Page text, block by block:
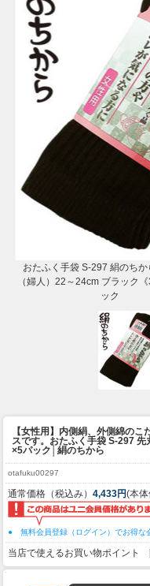
おたふく手袋 S-297 絹のちか
（婦人）22～24cm ブラック
ック
【女性用】内側絹、外側綿の
スです。 おたふく手袋 S-297 先
×5パック│絹のちから
otafuku00297
通常価格（税込み） 4,433円(本
● 無料会員登録（ログイン）でお得
当店で使えるお買い物ポイント